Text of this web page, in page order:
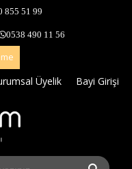
855 51 99
0538 490 11 56
Üyelik Bayi Girişi